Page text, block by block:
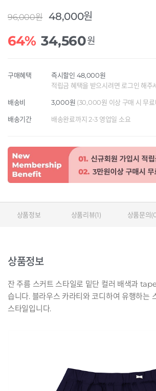
96,000원 48,000원
64% 34,560원
구매혜택
즉시할인 48,000원
적립금 혜택을 받으시려면 로그인 해주
배송비 3,000원 (30,000원 이상 구매 시 무료
배송기간 배송완료까지 2-3 영업일 소요
상품정보 상품리뷰(1) 상품문의
상품정보
잔 주름 스커트 스타일로 밑단 컬러 배색과
습니다. 블라우스 카라티와 코디하여 유행하는
스타일입니다.